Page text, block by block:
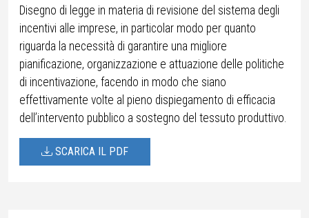
Disegno di legge in materia di revisione del sistema degli
incentivi alle imprese, in particolar modo per quanto
riguarda la necessità di garantire una migliore
pianificazione, organizzazione e attuazione delle politiche
di incentivazione, facendo in modo che siano
effettivamente volte al pieno dispiegamento di efficacia
dell’intervento pubblico a sostegno del tessuto produttivo.
SCARICA IL PDF